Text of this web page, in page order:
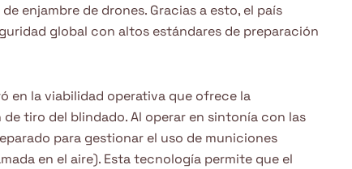
enjambre de drones. Gracias a esto, el país
global con altos estándares de preparación
en la viabilidad operativa que ofrece la
tiro del blindado. Al operar en sintonía con las
para gestionar el uso de municiones
en el aire). Esta tecnología permite que el